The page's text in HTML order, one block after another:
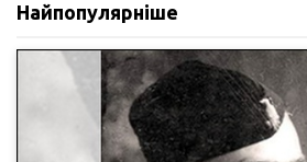
Найпопулярніше